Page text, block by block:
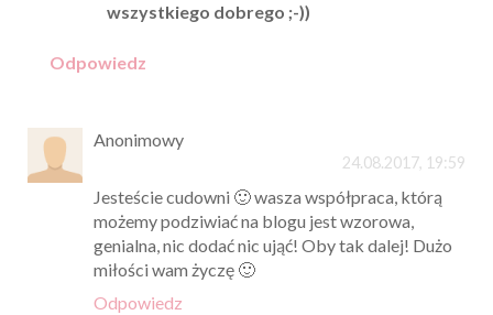
wszystkiego dobrego ;-))
Odpowiedz
Anonimowy
24.08.2017, 19:59
Jesteście cudowni 🙂 wasza współpraca, którą
możemy podziwiać na blogu jest wzorowa,
genialna, nic dodać nic ująć! Oby tak dalej! Dużo
miłości wam życzę 🙂
Odpowiedz